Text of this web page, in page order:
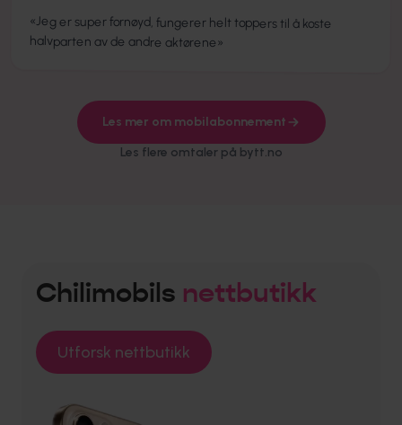
«Jeg er super fornøyd, fungerer helt toppers til å koste
halvparten av de andre aktørene»
Les mer om mobilabonnement
Les flere omtaler på bytt.no
Chilimobils nettbutikk
Utforsk nettbutikk